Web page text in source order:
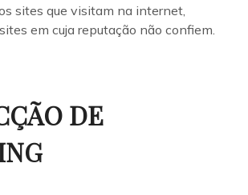
sites que visitam na internet,
em cuja reputação não confiem.
DE